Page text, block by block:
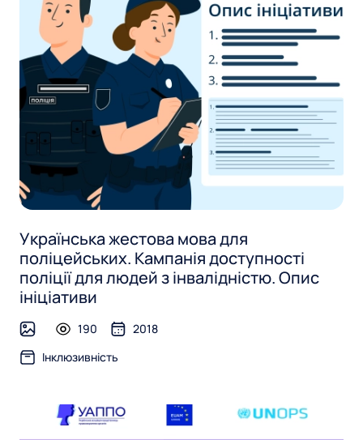
Українська жестова мова для
поліцейських. Кампанія доступності
поліції для людей з інвалідністю. Опис
ініціативи
image 190
2018
Інклюзивність